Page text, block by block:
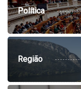
Política
Região